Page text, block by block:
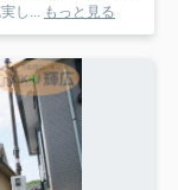
し...
もっと見る